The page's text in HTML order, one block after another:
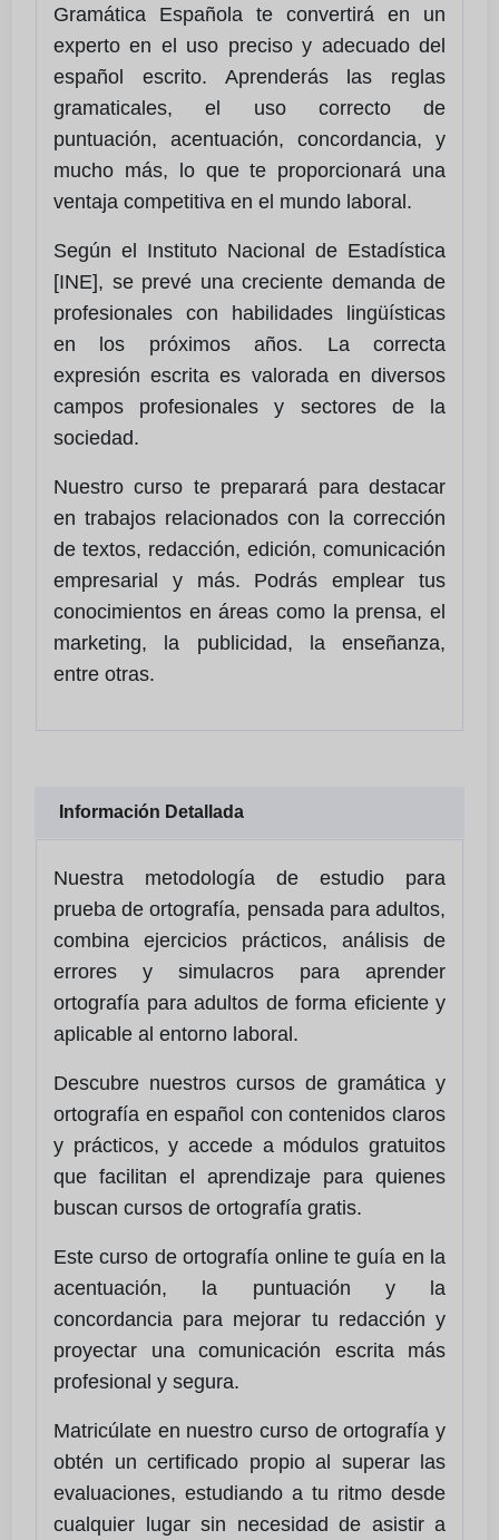
Gramática Española te convertirá en un
experto en el uso preciso y adecuado del
español escrito. Aprenderás las reglas
gramaticales, el uso correcto de
puntuación, acentuación, concordancia, y
mucho más, lo que te proporcionará una
ventaja competitiva en el mundo laboral.
Según el Instituto Nacional de Estadística
[INE], se prevé una creciente demanda de
profesionales con habilidades lingüísticas
en los próximos años. La correcta
expresión escrita es valorada en diversos
campos profesionales y sectores de la
sociedad.
Nuestro curso te preparará para destacar
en trabajos relacionados con la corrección
de textos, redacción, edición, comunicación
empresarial y más. Podrás emplear tus
conocimientos en áreas como la prensa, el
marketing, la publicidad, la enseñanza,
entre otras.
Información Detallada
Nuestra metodología de estudio para
prueba de ortografía, pensada para adultos,
combina ejercicios prácticos, análisis de
errores y simulacros para aprender
ortografía para adultos de forma eficiente y
aplicable al entorno laboral.
Descubre nuestros cursos de gramática y
ortografía en español con contenidos claros
y prácticos, y accede a módulos gratuitos
que facilitan el aprendizaje para quienes
buscan cursos de ortografía gratis.
Este curso de ortografía online te guía en la
acentuación, la puntuación y la
concordancia para mejorar tu redacción y
proyectar una comunicación escrita más
profesional y segura.
Matricúlate en nuestro curso de ortografía y
obtén un certificado propio al superar las
evaluaciones, estudiando a tu ritmo desde
cualquier lugar sin necesidad de asistir a